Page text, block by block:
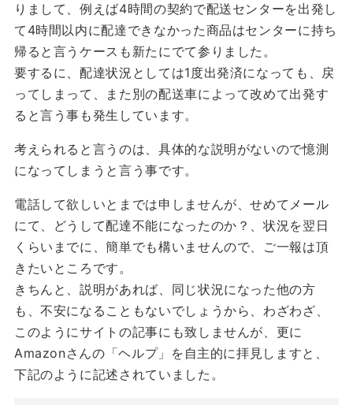
りまして、例えば4時間の契約で配送センターを出発し
て4時間以内に配達できなかった商品はセンターに持ち
帰ると言うケースも新たにでて参りました。
要するに、配達状況としては1度出発済になっても、戻
ってしまって、また別の配送車によって改めて出発す
ると言う事も発生しています。
考えられると言うのは、具体的な説明がないので憶測
になってしまうと言う事です。
電話して欲しいとまでは申しませんが、せめてメール
にて、どうして配達不能になったのか？、状況を翌日
くらいまでに、簡単でも構いませんので、ご一報は頂
きたいところです。
きちんと、説明があれば、同じ状況になった他の方
も、不安になることもないでしょうから、わざわざ、
このようにサイトの記事にも致しませんが、更に
Amazonさんの「ヘルプ」を自主的に拝見しますと、
下記のように記述されていました。